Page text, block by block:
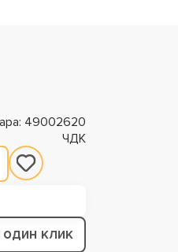
49002620
ЧДК
один клик